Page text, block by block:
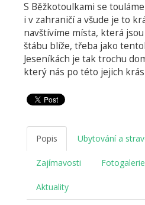
S Běžkotoulkami se
i v zahraničí a všude je to
navštívíme místa, která
štábu blíže, třeba jako
Jeseníkách je tak trochu
který nás po této jejich
Popis Ubytování a
Zajímavosti Fotogalerie
Aktuality